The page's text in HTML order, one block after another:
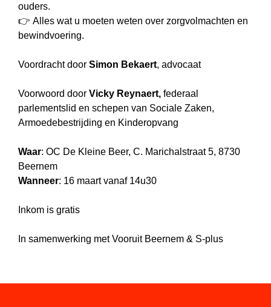
ouders.
👉Alles wat u moeten weten over zorgvolmachten en
bewindvoering.
Voordracht door Simon Bekaert, advocaat
Voorwoord doorVicky Reynaert, federaal
parlementslid en schepen van Sociale Zaken,
Armoedebestrijding en Kinderopvang
Waar: OC De Kleine Beer,C. Marichalstraat 5, 8730
Beernem
Wanneer: 16 maart vanaf 14u30
Inkom is gratis
In samenwerking met Vooruit Beernem & S-plus